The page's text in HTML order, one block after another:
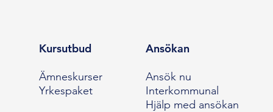
Kursutbud
Ämneskurser
Yrkespaket
Ansökan
Ansök nu
Interkommunal
Hjälp med ansökan